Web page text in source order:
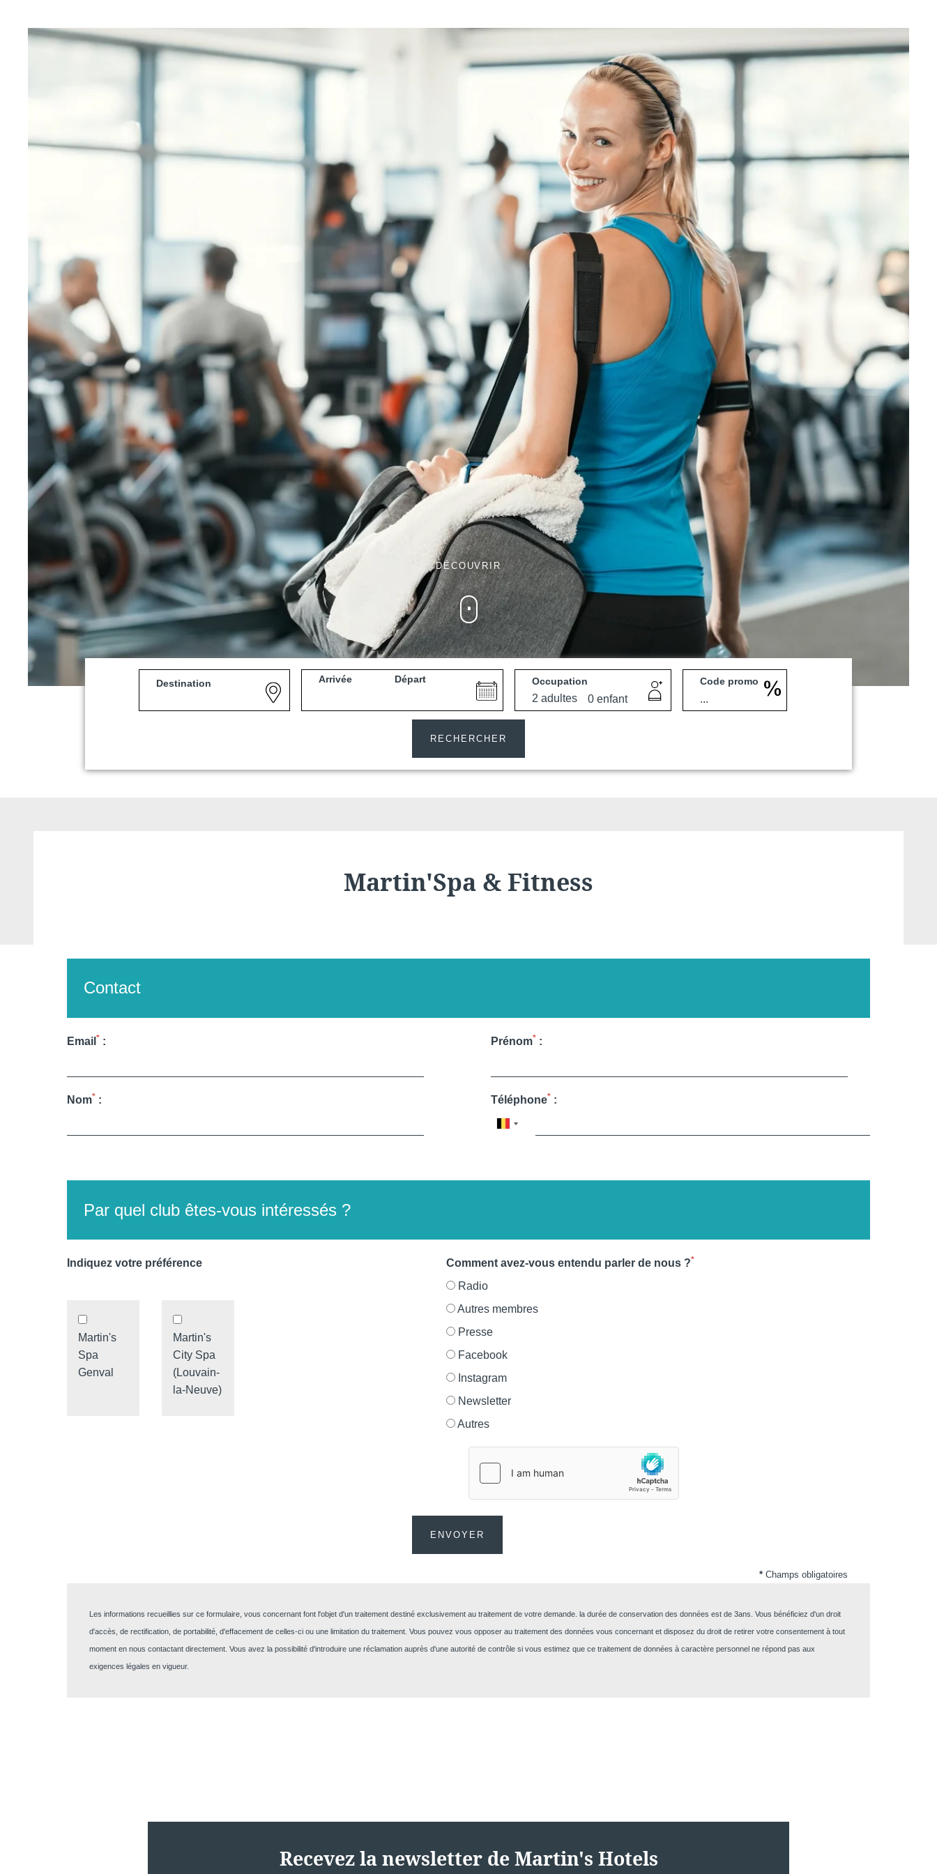
DÉCOUVRIR
Destination Arrivée Départ Occupation Code promo
RECHERCHER
Martin'Spa & Fitness
Contact
Email * : Prénom* :
Nom* : Téléphone* :
Par quel club êtes-vous intéressés ?
Indiquez votre préférence
Martin's
Spa
Genval
Martin's
City Spa
(Louvain-
la-Neuve)
Comment avez-vous entendu parler de nous ?*
Radio
Autres membres
Presse
Facebook
Instagram
Newsletter
Autres
ENVOYER
* Champs obligatoires
Les informations recueillies sur ce formulaire, vous concernant font l'objet d'un traitement destiné exclusivement au traitement de votre demande. la durée de conservation des données est de 3ans. Vous bénéficiez d'un droit
d'accès, de rectification, de portabilité, d'effacement de celles-ci ou une limitation du traitement. Vous pouvez vous opposer au traitement des données vous concernant et disposez du droit de retirer votre consentement à tout
moment en nous contactant directement. Vous avez la possibilité d'introduire une réclamation auprès d'une autorité de contrôle si vous estimez que ce traitement de données à caractère personnel ne répond pas aux
exigences légales en vigueur.
Recevez la newsletter de Martin's Hotels
Que recherchez-vous ?
Choisissez votre hôtel :
Martin's Rentmeesterij
Bilzen, 4*
Martin's Relais
Bruges, 4*
Martin's Brugge
Bruges, 3*
Martin's Brussels EU
Bruxelles, 4*
Martin's Château du Lac
Genval, 5*
Martin's Manoir
Genval, 4*
Martin's All Suites
Louvain-la-Neuve, 4*
Voir tous nos hôtels
VOTRE MESSAGE PARVIENDRA DIRECTEMENT À
Martin's Hotels